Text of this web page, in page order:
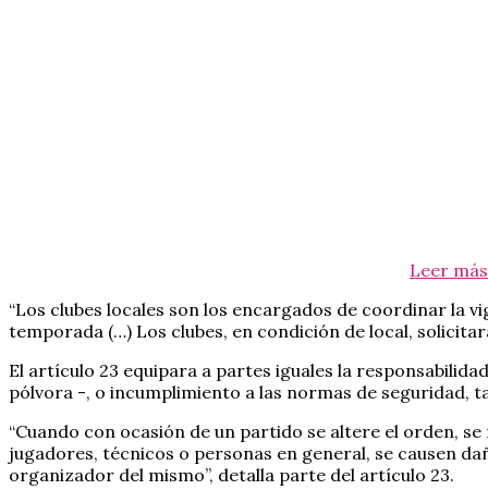
Leer
“Los clubes locales son los encargados de coordinar la
temporada (…) Los clubes, en condición de local,
El artículo 23 equipara a partes iguales la
pólvora -, o incumplimiento a las normas de seguridad,
“Cuando con ocasión de un partido se altere el orden,
jugadores, técnicos o personas en general, se causen
organizador del mismo”, detalla parte del artículo 23.